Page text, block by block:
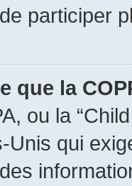
participer
que la
ou la
Unis qui